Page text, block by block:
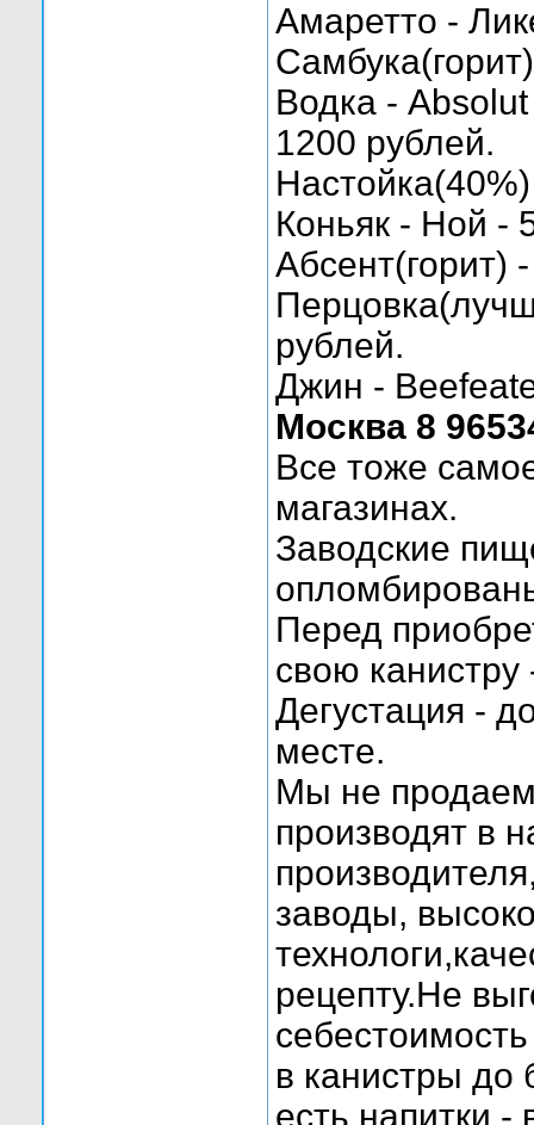
Амаретто -
Водка -
1200 рублей.
Коньяк - Ной -
Абсент(горит)
рублей.
Джин -
Москва 8
Все тоже
магазинах.
Заводские
Перед
свою канистру
Дегустация -
месте.
Мы не
производят в
заводы,
рецепту.Не
в канистры до
есть напитки -